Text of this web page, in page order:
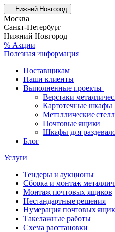
Нижний Новгород
Москва
Санкт-Петербург
Нижний Новгород
% Акции
Полезная информация
Поставщикам
Наши клиенты
Выполненные проекты
Верстаки
Картотечные шкафы
Металлические
Почтовые ящики
Шкафы для
Блог
Услуги
Тендеры и аукционы
Сборка и монтаж
Монтаж почтовых ящиков
Нестандартные решения
Нумерация почтовых
Такелажные работы
Схема расстановки